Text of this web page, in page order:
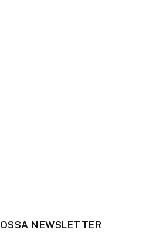
NEWSLETTER